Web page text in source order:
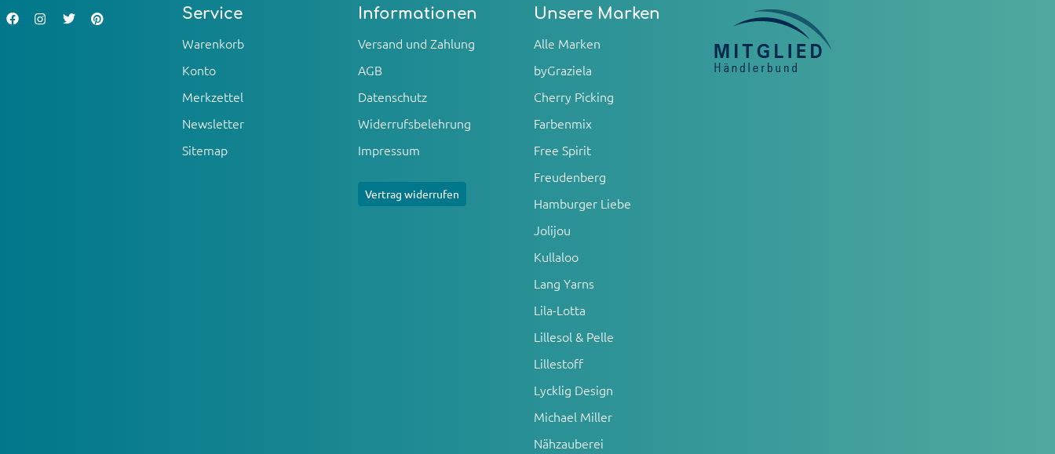
Service
Warenkorb
Konto
Merkzettel
Newsletter
Sitemap
Informationen
Versand und Zahlung
AGB
Datenschutz
Widerrufsbelehrung
Impressum
Vertrag widerrufen
Unsere Marken
Alle Marken
byGraziela
Cherry Picking
Farbenmix
Free Spirit
Freudenberg
Hamburger Liebe
Jolijou
Kullaloo
Lang Yarns
Lila-Lotta
Lillesol & Pelle
Lillestoff
Lycklig Design
Michael Miller
Nähzauberei